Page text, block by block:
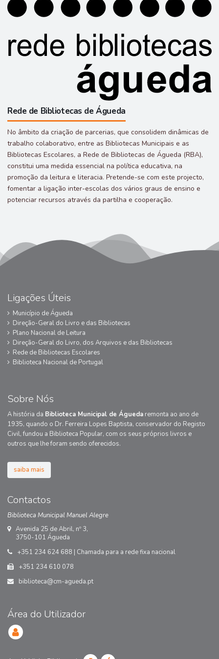
Rede de Bibliotecas de Águeda
No âmbito da criação de parcerias, que consolidem dinâmicas de
trabalho colaborativo, entre as Bibliotecas Municipais e as
Bibliotecas Escolares, a Rede de Bibliotecas de Águeda (RBA),
constitui uma medida essencial na política educativa, na
promoção da leitura e literacia. Pretende-se com este projecto,
fomentar a ligação inter-escolas dos vários graus de ensino e
potenciar recursos através da partilha e cooperação.
Ligações Úteis
Município de Águeda
Direção-Geral do Livro e das Bibliotecas
Plano Nacional de Leitura
Direção-Geral do Livro, dos Arquivos e das Bibliotecas
Rede de Bibliotecas Escolares
Biblioteca Nacional de Portugal
Sobre Nós
A história da Biblioteca Municipal de Águeda remonta ao ano de
1935, quando o Dr. Ferreira Lopes Baptista, conservador do Registo
Civil, fundou a Biblioteca Popular, com os seus próprios livros e
outros que lhe foram sendo oferecidos.
saiba mais
Contactos
Biblioteca Municipal Manuel Alegre
Avenida 25 de Abril, nº 3,
3750-101 Águeda
+351 234 624 688 | Chamada para a rede fixa nacional
+351 234 610 078
biblioteca@cm-agueda.pt
Área do Utilizador